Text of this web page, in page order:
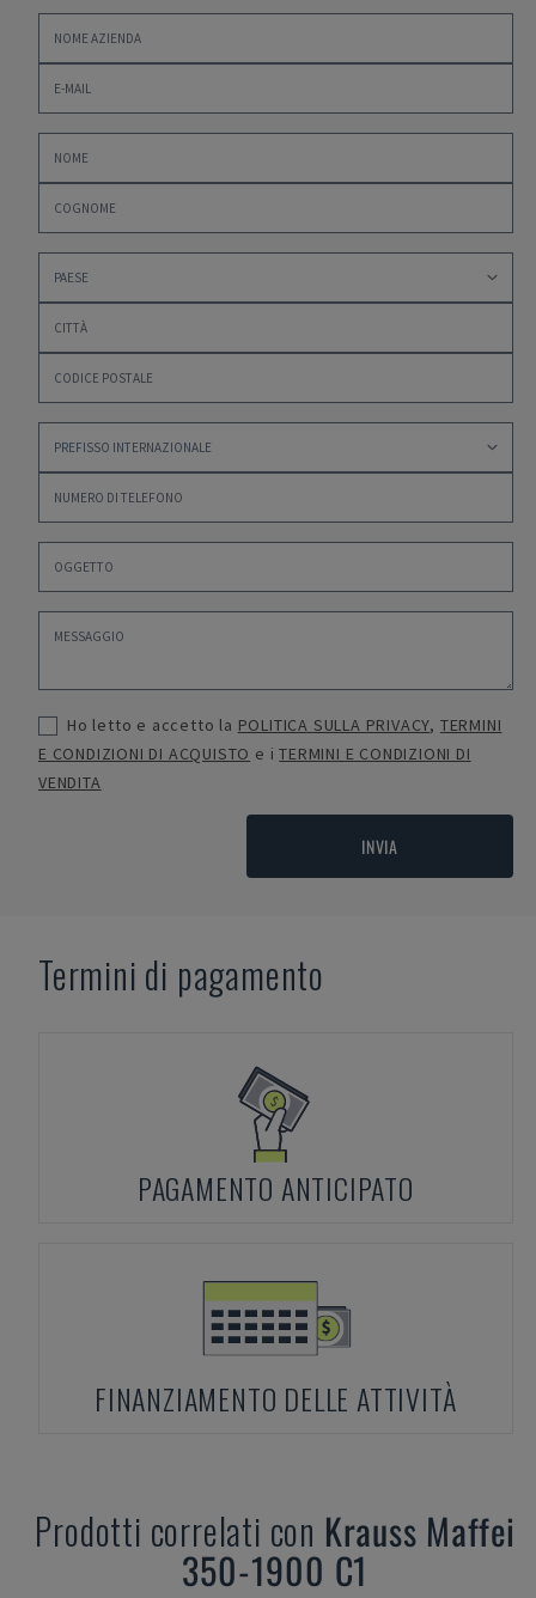
Ho letto e accetto la POLITICA SULLA PRIVACY, TERMINI
E CONDIZIONI DI ACQUISTO e iTERMINI E CONDIZIONI DI
VENDITA
INVIA
Termini di pagamento
PAGAMENTO ANTICIPATO
FINANZIAMENTO DELLE ATTIVITÀ
Prodotti correlati con Krauss Maffei
350-1900 C1